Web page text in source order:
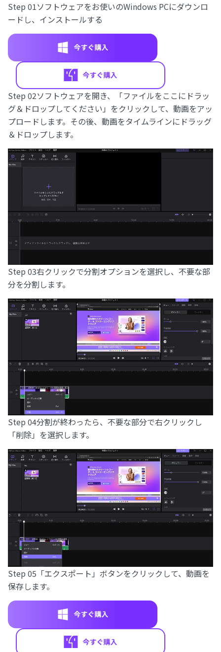
Step 01ソフトウェアをお使いのWindows PCにダウンロ
ードし、インストールする
Step 02ソフトウェアを開き、「ファイルをここにドラッ
グ＆ドロップしてください」をクリックして、動画をアッ
プロードします。その後、動画をタイムラインにドラッグ
＆ドロップします。
Step 03右クリックで分割オプションを選択し、不要な部
分を分割します。
Step 04分割が終わったら、不要な部分で右クリックし
「削除」を選択します。
Step 05 「エクスポート」ボタンをクリックして、動画を
保存します。